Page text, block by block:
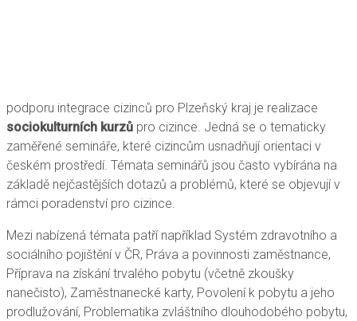
podporu integrace cizinců pro Plzeňský kraj je realizace
sociokulturních kurzů pro cizince. Jedná se o tematicky
zaměřené semináře, které cizincům usnadňují orientaci v
českém prostředí. Témata seminářů jsou často vybírána na
základě nejčastějších dotazů a problémů, které se objevují v
rámci poradenství pro cizince.
Mezi nabízená témata patří například Systém zdravotního a
sociálního pojištění v ČR, Práva a povinnosti zaměstnance,
Příprava na získání trvalého pobytu (včetně zkoušky
nanečisto), Zaměstnanecké karty, Povolení k pobytu a jeho
prodlužování, Problematika zvláštního dlouhodobého pobytu,